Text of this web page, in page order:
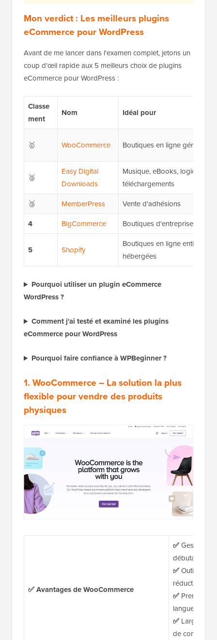
Mon verdict : Les meilleurs plugins
eCommerce pour WordPress
Avant de me lancer dans l'examen complet, jetons un
coup d'œil rapide aux 5 meilleurs choix de plugins
eCommerce pour WordPress :
Classe
ment
Nom Idéal pour
🥇 WooCommerce Boutiques en ligne générales
🥈
Easy Digital
Downloads
Musique, eBooks, logiciels et
téléchargements
🥉
MemberPress
Vente d'adhésions
4
BigCommerce Boutiques d'entreprise
5 Shopify
Boutiques en ligne
hébergées
Pourquoi utiliser un plugin eCommerce
WordPress ?
Comment j'ai testé et examiné les plugins
eCommerce pour WordPress
Pourquoi faire confiance à WPBeginner ?
1. WooCommerce – La solution la plus
flexible pour vendre des produits
physiques
✅ Avantages de WooCommerce
✅Gestion
débutants
✅Outils
réduction,
✅Prend en
langues
✅Large
de